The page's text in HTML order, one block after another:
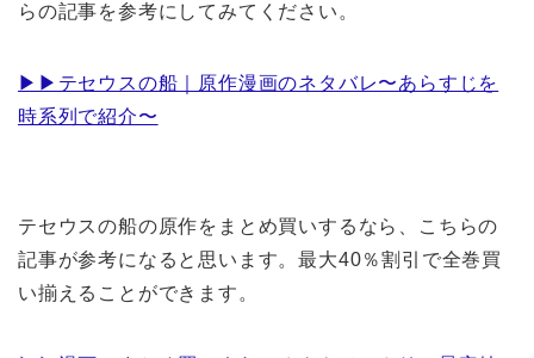
らの記事を参考にしてみてください。
▶︎▶︎テセウスの船｜原作漫画のネタバレ〜あらすじを
時系列で紹介〜
テセウスの船の原作をまとめ買いするなら、こちらの
記事が参考になると思います。最大40％割引で全巻買
い揃えることができます。